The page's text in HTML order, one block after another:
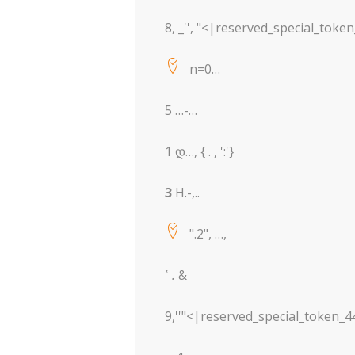
8, _'',
n=0…
5 …-…
1 დ…, { . , ':'}
3 H.-,..
".2", …,
῾ . &